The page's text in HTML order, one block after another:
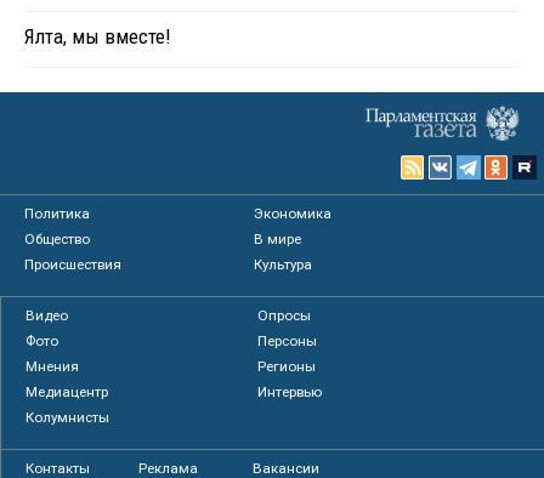
Ялта, мы вместе!
Политика
Экономика
Общество
В мире
Происшествия
Культура
Видео
Опросы
Фото
Персоны
Мнения
Регионы
Медиацентр
Интервью
Колумнисты
Контакты Реклама Вакансии